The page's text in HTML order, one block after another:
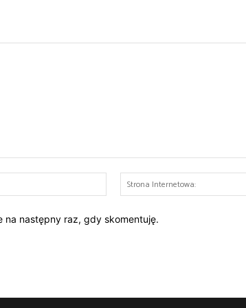
mail:*
na następny raz, gdy skomentuję.